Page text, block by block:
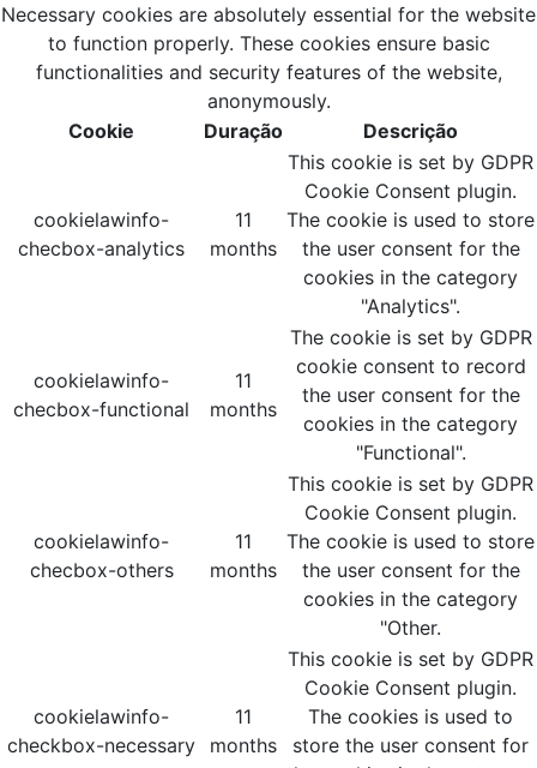
Necessary cookies are absolutely essential for the website
to function properly. These cookies ensure basic
functionalities and security features of the website,
anonymously.
Cookie
Duração Descrição
cookielawinfo-
checbox-analytics
11
months
This cookie is set by GDPR
Cookie Consent plugin.
The cookie is used to store
the user consent for the
cookies in the category
"Analytics".
cookielawinfo-
checbox-functional
11
months
The cookie is set by GDPR
cookie consent to record
the user consent for the
cookies in the category
"Functional".
cookielawinfo-
checbox-others
11
months
This cookie is set by GDPR
Cookie Consent plugin.
The cookie is used to store
the user consent for the
cookies in the category
"Other.
cookielawinfo-
checkbox-necessary
11
months
This cookie is set by GDPR
Cookie Consent plugin.
The cookies is used to
store the user consent for